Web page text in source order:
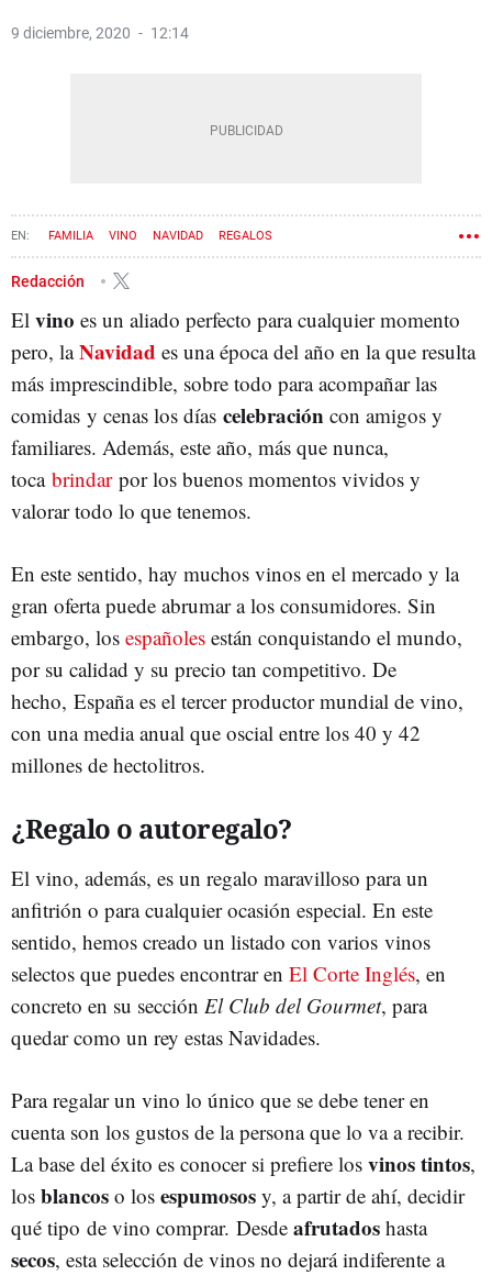
9 diciembre, 2020 12:14
FAMILIA VINO NAVIDAD REGALOS
Redacción
El vino es un aliado perfecto para cualquier momento
pero, laNavidad es una época del año en la que resulta
más imprescindible, sobre todo para acompañar las
comidas y cenas los días celebración con amigos y
familiares. Además, este año, más que nunca,
toca brindarpor los buenos momentos vividos y
valorar todo lo que tenemos.
En este sentido, hay muchos vinos en el mercado y la
gran oferta puede abrumar a los consumidores. Sin
embargo, los españoles están conquistando el mundo,
por su calidad y su precio tan competitivo. De
hecho, España es el tercer productor mundial de vino,
con una media anual que oscial entre los 40 y 42
millones de hectolitros.
¿Regalo o autoregalo?
El vino, además, es un regalo maravilloso para un
anfitrión o para cualquier ocasión especial. En este
sentido, hemos creado un listado con varios vinos
selectos que puedes encontrar en El Corte Inglés, en
concreto en su sección El Club del Gourmet, para
quedar como un rey estas Navidades.
Para regalar un vino lo único que se debe tener en
cuenta son los gustos de la persona que lo va a recibir.
La base del éxito es conocer si prefiere los vinos tintos,
los blancos o los espumosos y, a partir de ahí, decidir
qué tipo de vino comprar. Desde afrutados hasta
secos, esta selección de vinos no dejará indiferente a